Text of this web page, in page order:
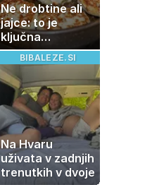
Ne drobtine ali
jajce: to je
ključna
sestavina za bolj
mehke in sočne
mesne polpete
BIBALEZE.SI
Na Hvaru
uživata v zadnjih
trenutkih v dvoje